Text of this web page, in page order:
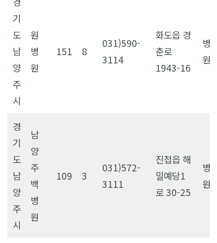
기
도
남
양
주
시
원
병
원
151 8
031)590-
3114
화도읍 경
춘로
1943-16
병
원
경
기
도
남
양
주
시
남
양
주
백
병
원
109 3
031)572-
3111
진접읍 해
밀예당1
로 30-25
병
원